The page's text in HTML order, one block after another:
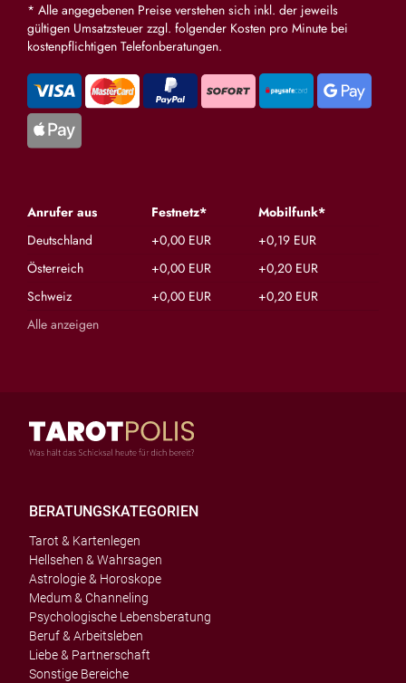
* Alle angegebenen Preise verstehen sich inkl. der jeweils
gültigen Umsatzsteuer zzgl. folgender Kosten pro Minute bei
kostenpflichtigen Telefonberatungen.
Anrufer aus Festnetz*
Mobilfunk*
Deutschland
+0,00 EUR
+0,19 EUR
Österreich
+0,00 EUR
+0,20 EUR
Schweiz
+0,00 EUR
+0,20 EUR
Alle anzeigen
BERATUNGSKATEGORIEN
Tarot & Kartenlegen
Hellsehen & Wahrsagen
Astrologie & Horoskope
Medum & Channeling
Psychologische Lebensberatung
Beruf & Arbeitsleben
Liebe & Partnerschaft
Sonstige Bereiche